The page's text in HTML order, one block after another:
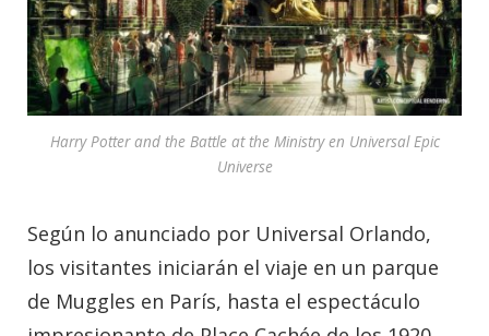
Harry Potter and the Battle at the Ministry en Universal Epic
Universe
Según lo anunciado por Universal Orlando,
los visitantes iniciarán el viaje en un parque
de Muggles en París, hasta el espectáculo